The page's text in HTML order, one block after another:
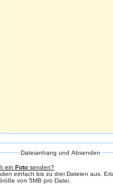
Dateianhang und Absenden
ein Foto senden?
bis zu drei Dateien aus. Erlaubt sind Bild- und PDF-
von 5MB pro Datei.